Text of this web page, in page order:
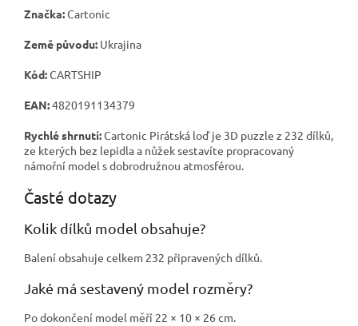
Značka:Cartonic
Země původu: Ukrajina
Kód:CARTSHIP
EAN:4820191134379
Rychlé shrnutí:Cartonic Pirátská loď je 3D puzzle z 232 dílků,
ze kterých bez lepidla a nůžek sestavíte propracovaný
námořní model s dobrodružnou atmosférou.
Časté dotazy
Kolik dílků model obsahuje?
Balení obsahuje celkem 232 připravených dílků.
Jaké má sestavený model rozměry?
Po dokončení model měří 22 × 10 × 26 cm.